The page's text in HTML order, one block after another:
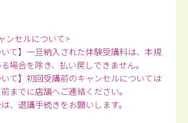
ンセルについて>
いて】一旦納入された体験受講料は、本規
場合を除き、払い戻しできません。
いて】初回受講前のキャンセルについては
までに店舗へご連絡ください。
、退講手続きをお願いします。